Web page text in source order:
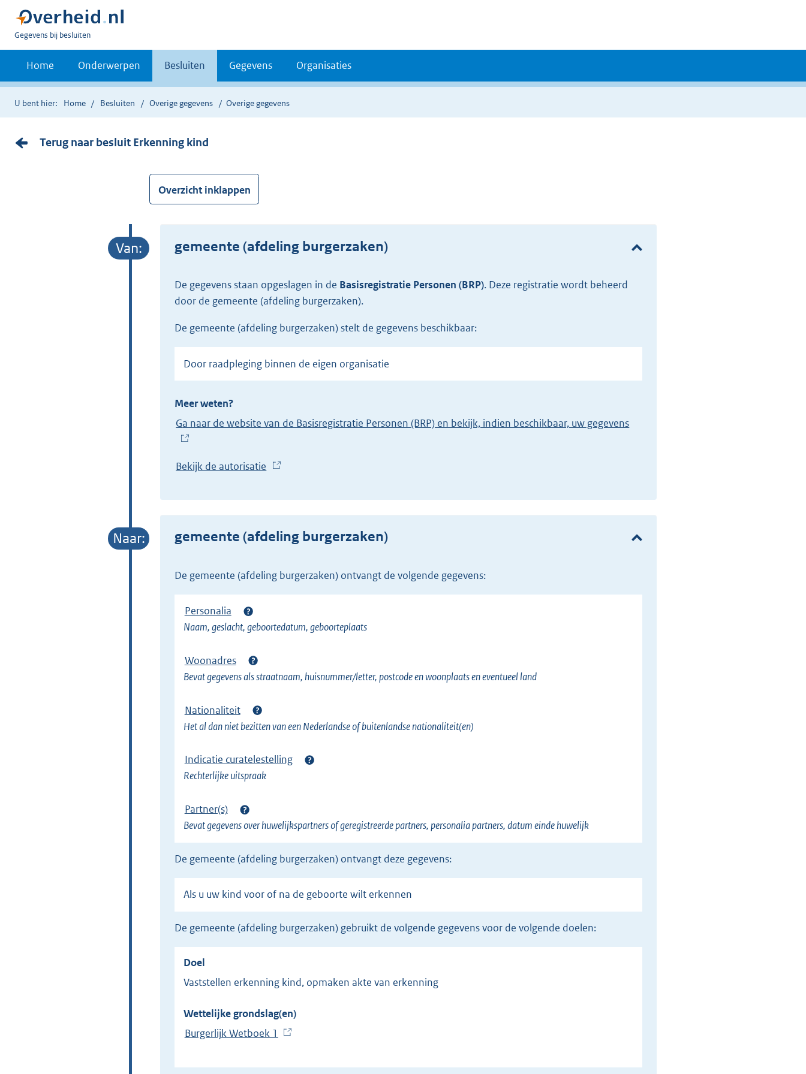
U
bent
Gegevens bij besluiten
Home Onderwerpen Besluiten Gegevens Organisaties
U bent hier: Home Besluiten Overige gegevens Overige gegevens
Terug naar besluit Erkenning kind
Overzicht inklappen
gemeente (afdeling burgerzaken)
De gegevens staan opgeslagen in de Basisregistratie Personen (BRP). Deze registratie wordt beheerd
door de gemeente (afdeling burgerzaken).
de gemeente (afdeling burgerzaken) stelt de gegevens beschikbaar:
Door raadpleging binnen de eigen organisatie
Meer weten?
Ga naar de website van de Basisregistratie Personen (BRP) en bekijk, indien beschikbaar, uw gegevens
x
e
n
l
Bekijk de autorisatie
x
t
e
e
l
n
gemeente (afdeling burgerzaken)
de gemeente (afdeling burgerzaken) ontvangt de volgende gegevens:
Personalia
Naam, geslacht, geboortedatum, geboorteplaats
Woonadres
Bevat gegevens als straatnaam, huisnummer/letter, postcode en woonplaats en eventueel land
Nationaliteit
Het al dan niet bezitten van een Nederlandse of buitenlandse nationaliteit(en)
Indicatie curatelestelling
Rechterlijke uitspraak
Partner(s)
Bevat gegevens over huwelijkspartners of geregistreerde partners, personalia partners, datum einde huwelijk
de gemeente (afdeling burgerzaken) ontvangt deze gegevens:
Als u uw kind voor of na de geboorte wilt erkennen
de gemeente (afdeling burgerzaken) gebruikt de volgende gegevens voor de volgende doelen:
Doel
Vaststellen erkenning kind, opmaken akte van erkenning
Wettelijke grondslag(en)
Burgerlijk Wetboek 1
x